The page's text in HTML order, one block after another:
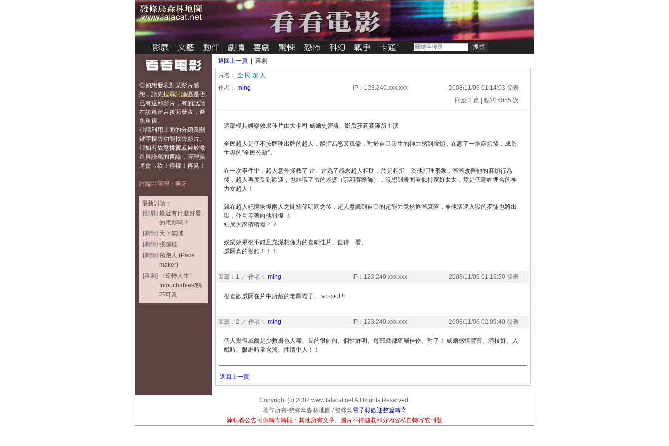
◎如想發表對某影片感
想， 請先搜尋討論區是否
已有這部影片，有的話請
在該篇留言後面發表，避
免重複。
◎請利用上面的分類及關
鍵字搜尋功能找尋影片。
◎如有故意挑釁或過於激
進與謾罵的言論，管理員
將會→砍！停權！再見！
討論區管理：美牙
最新討論：
[影展] 最近有什麼好看
的電影嗎？
[劇情] 天下無賊
[劇情] 張越桂
[劇情] 領跑人 (Pace
maker)
[喜劇]
〈逆轉人生〉
Intouchables/觸
不可及
返回上一頁 | 喜劇
片名： 全 民 超 人
作者： ming IP：123.240.xxx.xxx
2008/11/06 01:14:03 發表
回應 2 篇 | 點閱 5055 次
這部極具娛樂效果佳片由大卡司 威爾史密斯、影后莎莉賽隆所主演
全民超人是個不按牌理出牌的超人，酗酒易怒又孤僻，對於自己天生的神力感到厭煩，在惹了一堆麻煩後，成為
世界的”全民公敵”。
在一次事件中，超人意外拯救了 雷。雷為了感念超人相助，於是相挺、為他打理形象，漸漸改善他的麻煩行為
後，超人再度受到歡迎，也結識了雷的老婆（莎莉賽隆飾），沒想到表面看似持家好太太，竟是個隱姓埋名的神
力女超人！
就在超人記憶恢復兩人之間關係明朗之後，超人意識到自己的超能力竟然逐漸衰落，被他活逮入獄的歹徒也將出
獄，並且等著向他報復 ！
結局大家猜猜看？？
娛樂效果很不錯且充滿想像力的喜劇佳片、值得一看、
威爾真的很酷！！！
回應：1 ／ 作者： ming IP：123.240.xxx.xxx 2008/11/06 01:16:50 發表
很喜歡威爾在片中所戴的老鷹帽子、 so cool !!
回應：2 ／ 作者： ming IP：123.240.xxx.xxx 2008/11/06 02:09:40 發表
個人覺得威爾是少數膚色人種、長的很帥的、個性鮮明、每部戲都堪屬佳作、對了！ 威爾感情豐富、演技好、入
戲時、眼眶時常含淚、性情中人！！
返回上一頁
Copyright (c) 2002 www.lalacat.net All Rights Reserved.
著作所有-發條鳥森林地圖 / 發條鳥電子報歡迎整篇轉寄
除領養公告可供轉寄轉貼；其他所有文章、圖片不得擷取部分內容私自轉寄或刊登